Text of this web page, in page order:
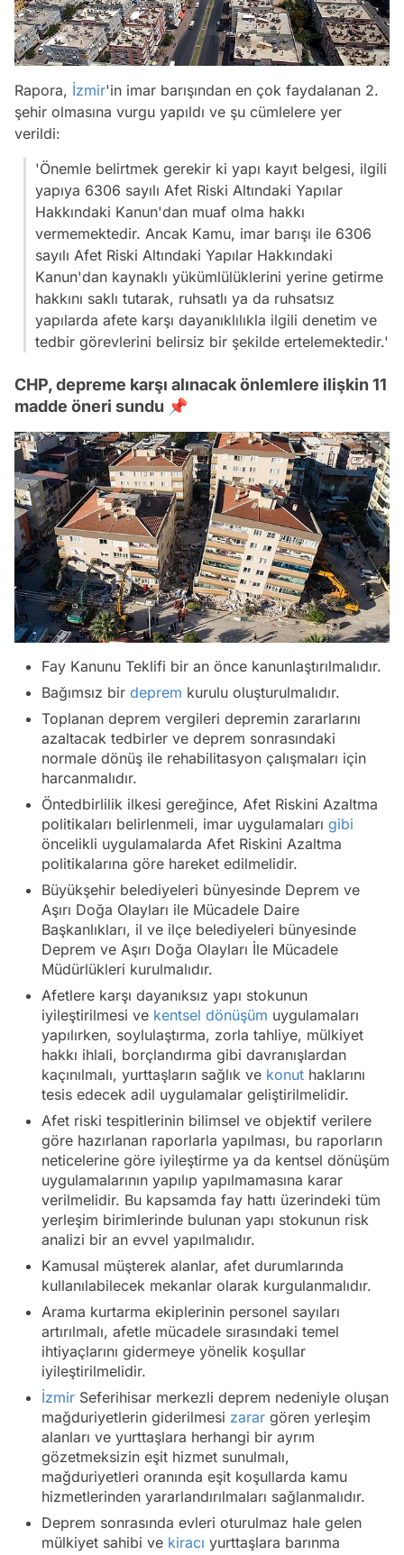
Rapora, İzmir'in imar barışından en çok faydalanan 2.
şehir olmasına vurgu yapıldı ve şu cümlelere yer
verildi:
'Önemle belirtmek gerekir ki yapı kayıt belgesi, ilgili
yapıya 6306 sayılı Afet Riski Altındaki Yapılar
Hakkındaki Kanun'dan muaf olma hakkı
vermemektedir. Ancak Kamu, imar barışı ile 6306
sayılı Afet Riski Altındaki Yapılar Hakkındaki
Kanun'dan kaynaklı yükümlülüklerini yerine getirme
hakkını saklı tutarak, ruhsatlı ya da ruhsatsız
yapılarda afete karşı dayanıklılıkla ilgili denetim ve
tedbir görevlerini belirsiz bir şekilde ertelemektedir.'
CHP, depreme karşı alınacak önlemlere ilişkin 11
madde öneri sundu 📌
Fay Kanunu Teklifi bir an önce kanunlaştırılmalıdır.
Bağımsız bir deprem kurulu oluşturulmalıdır.
Toplanan deprem vergileri depremin zararlarını
azaltacak tedbirler ve deprem sonrasındaki
normale dönüş ile rehabilitasyon çalışmaları için
harcanmalıdır.
Öntedbirlilik ilkesi gereğince, Afet Riskini Azaltma
politikaları belirlenmeli, imar uygulamaları gibi
öncelikli uygulamalarda Afet Riskini Azaltma
politikalarına göre hareket edilmelidir.
Büyükşehir belediyeleri bünyesinde Deprem ve
Aşırı Doğa Olayları ile Mücadele Daire
Başkanlıkları, il ve ilçe belediyeleri bünyesinde
Deprem ve Aşırı Doğa Olayları İle Mücadele
Müdürlükleri kurulmalıdır.
Afetlere karşı dayanıksız yapı stokunun
iyileştirilmesi ve kentsel dönüşüm uygulamaları
yapılırken, soylulaştırma, zorla tahliye, mülkiyet
hakkı ihlali, borçlandırma gibi davranışlardan
kaçınılmalı, yurttaşların sağlık ve konut haklarını
tesis edecek adil uygulamalar geliştirilmelidir.
Afet riski tespitlerinin bilimsel ve objektif verilere
göre hazırlanan raporlarla yapılması, bu raporların
neticelerine göre iyileştirme ya da kentsel dönüşüm
uygulamalarının yapılıp yapılmamasına karar
verilmelidir. Bu kapsamda fay hattı üzerindeki tüm
yerleşim birimlerinde bulunan yapı stokunun risk
analizi bir an evvel yapılmalıdır.
Kamusal müşterek alanlar, afet durumlarında
kullanılabilecek mekanlar olarak kurgulanmalıdır.
Arama kurtarma ekiplerinin personel sayıları
artırılmalı, afetle mücadele sırasındaki temel
ihtiyaçlarını gidermeye yönelik koşullar
iyileştirilmelidir.
İzmir Seferihisar merkezli deprem nedeniyle oluşan
mağduriyetlerin giderilmesi zarar gören yerleşim
alanları ve yurttaşlara herhangi bir ayrım
gözetmeksizin eşit hizmet sunulmalı,
mağduriyetleri oranında eşit koşullarda kamu
hizmetlerinden yararlandırılmaları sağlanmalıdır.
Deprem sonrasında evleri oturulmaz hale gelen
mülkiyet sahibi ve kiracı yurttaşlara barınma